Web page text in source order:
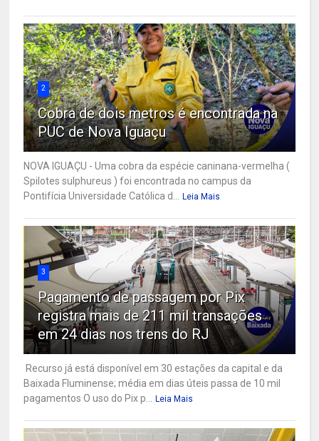
2
Cobra de dois metros é encontrada na
PUC de Nova Iguaçu
NOVA IGUAÇU - Uma cobra da espécie caninana-vermelha (
Spilotes sulphureus ) foi encontrada no campus da
Pontifícia Universidade Católica d...
Leia Mais
3
Pagamento de passagem por Pix
registra mais de 211 mil transações
em 24 dias nos trens do RJ
Recurso já está disponível em 30 estações da capital e da
Baixada Fluminense; média em dias úteis passa de 10 mil
pagamentos O uso do Pix p...
Leia Mais